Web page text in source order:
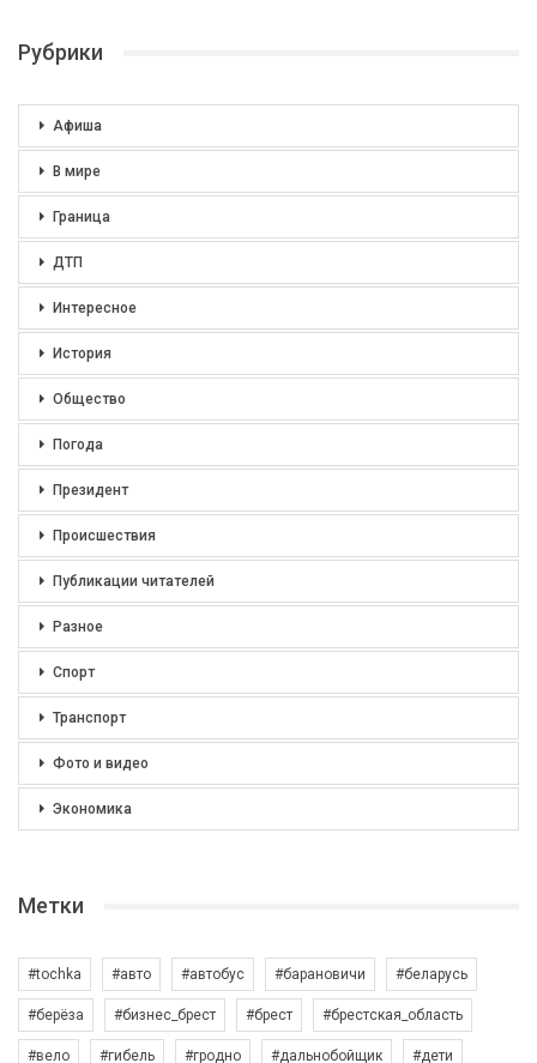
Рубрики
Афиша
В мире
Граница
ДТП
Интересное
История
Общество
Погода
Президент
Происшествия
Публикации читателей
Разное
Спорт
Транспорт
Фото и видео
Экономика
Метки
#tochka #авто #автобус #барановичи #беларусь
#берёза #бизнес_брест #брест #брестская_область
#вело #гибель #гродно #дальнобойщик #дети